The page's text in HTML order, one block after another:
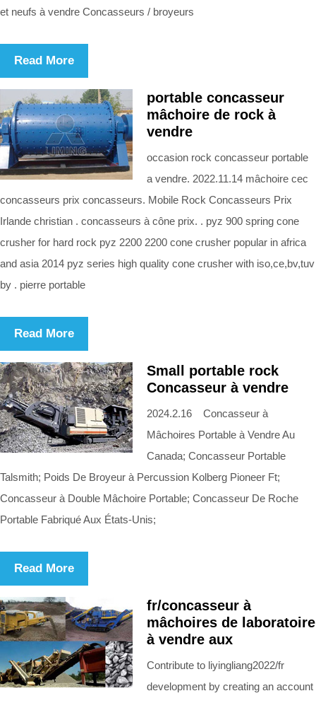
et neufs à vendre Concasseurs / broyeurs
Read More
portable concasseur
mâchoire de rock à
vendre
occasion rock concasseur portable
a vendre. 2022.11.14 mâchoire cec
concasseurs prix concasseurs. Mobile Rock Concasseurs Prix
Irlande christian . concasseurs à cône prix. . pyz 900 spring cone
crusher for hard rock pyz 2200 2200 cone crusher popular in africa
and asia 2014 pyz series high quality cone crusher with iso,ce,bv,tuv
by . pierre portable
Read More
Small portable rock
Concasseur à vendre
2024.2.16 Concasseur à
Mâchoires Portable à Vendre Au
Canada; Concasseur Portable
Talsmith; Poids De Broyeur à Percussion Kolberg Pioneer Ft;
Concasseur à Double Mâchoire Portable; Concasseur De Roche
Portable Fabriqué Aux États-Unis;
Read More
fr/concasseur à
mâchoires de laboratoire
à vendre aux
Contribute to liyingliang2022/fr
development by creating an account